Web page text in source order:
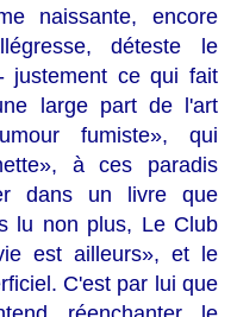
naissante, encore
déteste le
justement ce qui fait
large part de l'art
fumiste», qui
à ces paradis
dans un livre que
lu non plus, Le Club
est ailleurs», et le
C'est par lui que